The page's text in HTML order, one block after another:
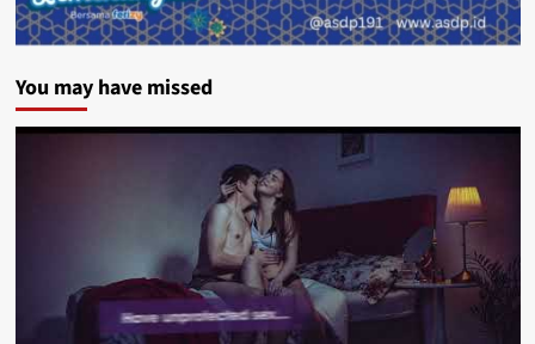
You may have missed